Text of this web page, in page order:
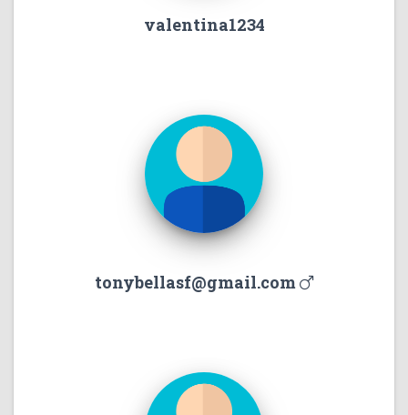
valentina1234
tonybellasf@gmail.com